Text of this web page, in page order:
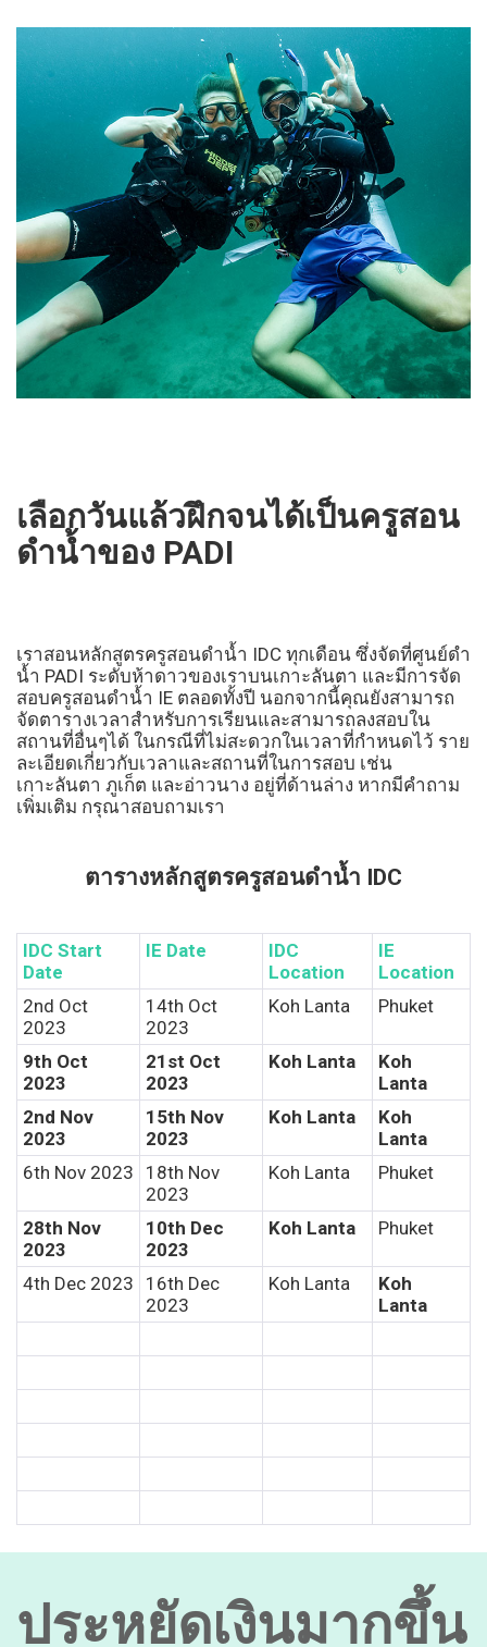
e
d
u
e
ต
า
ร
า
ลั
ต
ร
ค
รู
น
ดำ
น้ำ
D
C
เลือกวันแล้วฝึกจนได้เป็นครูสอน
ดำน้ำของ PADI
เราสอนหลักสูตรครูสอนดำน้ำ IDC ทุกเดือน ซึ่งจัดที่ศูนย์ดำ
น้ำ PADI ระดับห้าดาวของเราบนเกาะลันตา และมีการจัด
สอบครูสอนดำน้ำ IE ตลอดทั้งปี นอกจากนี้คุณยังสามารถ
จัดตารางเวลาสำหรับการเรียนและสามารถลงสอบใน
สถานที่อื่นๆได้ ในกรณีที่ไม่สะดวกในเวลาที่กำหนดไว้ ราย
ละเอียดเกี่ยวกับเวลาและสถานที่ในการสอบ เช่น
เกาะลันตา ภูเก็ต และอ่าวนาง อยู่ที่ด้านล่าง หากมีคำถาม
เพิ่มเติม กรุณาสอบถามเรา
ตารางหลักสูตรครูสอนดำน้ำ IDC
IDC Start
Date
IE Date
IDC
Location
IE
Location
2nd Oct
2023
14th Oct
2023
Koh Lanta Phuket
9th Oct
2023
21st Oct
2023
Koh Lanta
Koh
Lanta
2nd Nov
2023
15th Nov
2023
Koh Lanta
Koh
Lanta
6th Nov 2023
18th Nov
2023
Koh Lanta Phuket
28th Nov
2023
10th Dec
2023
Koh Lanta Phuket
4th Dec 2023
16th Dec
2023
Koh Lanta
Koh
Lanta
ประหยัดเงินมากขึ้น